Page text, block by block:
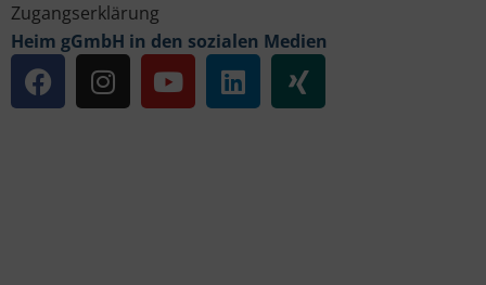
Zugangserklärung
Heim gGmbH in den sozialen Medien